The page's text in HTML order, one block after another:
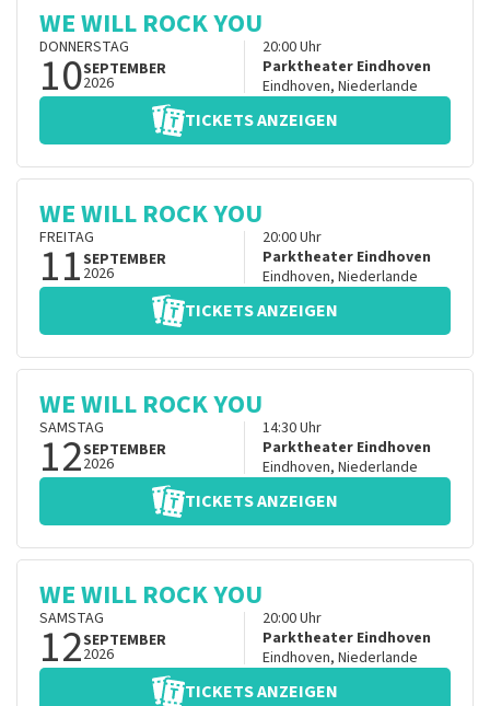
WE WILL ROCK YOU
DONNERSTAG
10SEPTEMBER
2026
20:00Uhr
Parktheater Eindhoven
Eindhoven, Niederlande
TICKETS ANZEIGEN
WE WILL ROCK YOU
FREITAG
11SEPTEMBER
2026
20:00Uhr
Parktheater Eindhoven
Eindhoven, Niederlande
TICKETS ANZEIGEN
WE WILL ROCK YOU
SAMSTAG
12SEPTEMBER
2026
14:30Uhr
Parktheater Eindhoven
Eindhoven, Niederlande
TICKETS ANZEIGEN
WE WILL ROCK YOU
SAMSTAG
12SEPTEMBER
2026
20:00Uhr
Parktheater Eindhoven
Eindhoven, Niederlande
TICKETS ANZEIGEN